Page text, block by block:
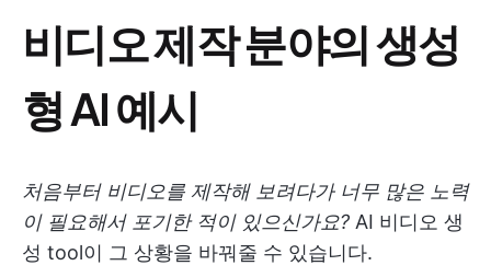
비디오 제작 분야의 생성
형 AI 예시
처음부터 비디오를 제작해 보려다가 너무 많은 노력
이 필요해서 포기한 적이 있으신가요? AI 비디오 생
성 tool이 그 상황을 바꿔줄 수 있습니다.